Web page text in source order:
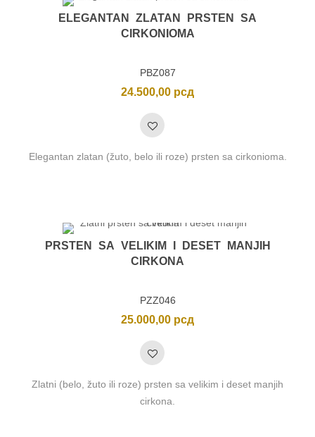
ELEGANTAN ZLATAN PRSTEN SA
CIRKONIOMA
PBZ087
24.500,00 рсд
Elegantan zlatan (žuto, belo ili roze) prsten sa cirkonioma.
PRSTEN SA VELIKIM I DESET MANJIH
CIRKONA
PZZ046
25.000,00 рсд
Zlatni (belo, žuto ili roze) prsten sa velikim i deset manjih
cirkona.